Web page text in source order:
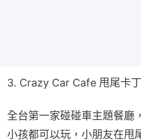
3. Crazy Car Cafe 甩尾卡
全台第一家碰碰車主題餐廳
小孩都可以玩，小朋友在甩